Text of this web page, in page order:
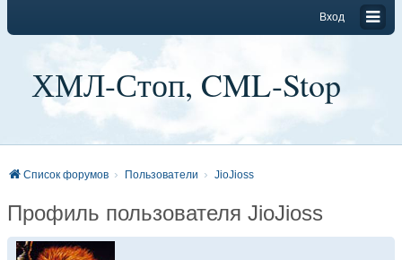
Вход
ХМЛ-Стоп, CML-Stop
Список форумов Пользователи JioJioss
Профиль пользователя JioJioss